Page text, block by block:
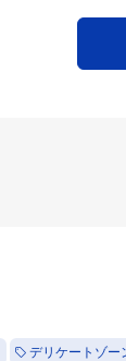
デリケートゾー